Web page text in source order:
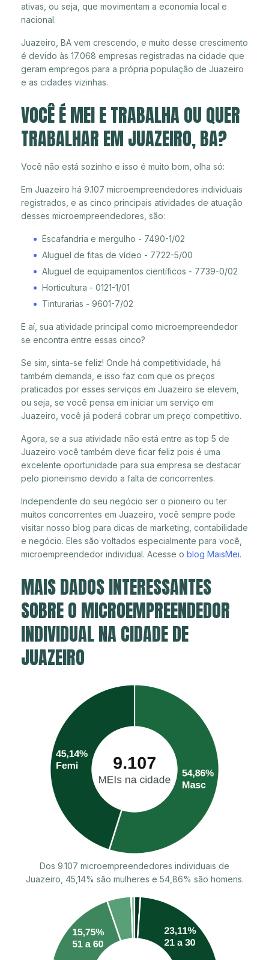
ativas, ou seja, que movimentam a economia local e
nacional.
Juazeiro, BA vem crescendo, e muito desse crescimento
é devido às 17.068 empresas registradas na cidade que
geram empregos para a própria população de Juazeiro
e as cidades vizinhas.
VOCÊ É MEI E TRABALHA OU QUER
TRABALHAR EM JUAZEIRO, BA?
Você não está sozinho e isso é muito bom, olha só:
Em Juazeiro há 9.107 microempreendedores individuais
registrados, e as cinco principais atividades de atuação
desses microempreendedores, são:
Escafandria e mergulho - 7490-1/02
Aluguel de fitas de vídeo - 7722-5/00
Aluguel de equipamentos científicos - 7739-0/02
Horticultura - 0121-1/01
Tinturarias - 9601-7/02
E aí, sua atividade principal como microempreendedor
se encontra entre essas cinco?
Se sim, sinta-se feliz! Onde há competitividade, há
também demanda, e isso faz com que os preços
praticados por esses serviços em Juazeiro se elevem,
ou seja, se você pensa em iniciar um serviço em
Juazeiro, você já poderá cobrar um preço competitivo.
Agora, se a sua atividade não está entre as top 5 de
Juazeiro você também deve ficar feliz pois é uma
excelente oportunidade para sua empresa se destacar
pelo pioneirismo devido a falta de concorrentes.
Independente do seu negócio ser o pioneiro ou ter
muitos concorrentes em Juazeiro, você sempre pode
visitar nosso blog para dicas de marketing, contabilidade
e negócio. Eles são voltados especialmente para você,
microempreendedor individual. Acesse o blog MaisMei.
MAIS DADOS INTERESSANTES
SOBRE O MICROEMPREENDEDOR
INDIVIDUAL NA CIDADE DE
JUAZEIRO
Dos 9.107 microempreendedores individuais de
Juazeiro, 45,14% são mulheres e 54,86% são homens.